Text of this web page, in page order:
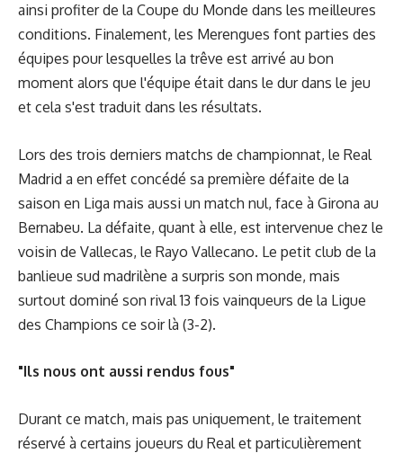
ainsi profiter de la Coupe du Monde dans les meilleures
conditions. Finalement, les Merengues font parties des
équipes pour lesquelles la trêve est arrivé au bon
moment alors que l'équipe était dans le dur dans le jeu
et cela s'est traduit dans les résultats.
Lors des trois derniers matchs de championnat, le Real
Madrid a en effet concédé sa première défaite de la
saison en Liga mais aussi un match nul, face à Girona au
Bernabeu. La défaite, quant à elle, est intervenue chez le
voisin de Vallecas, le Rayo Vallecano. Le petit club de la
banlieue sud madrilène a surpris son monde, mais
surtout dominé son rival 13 fois vainqueurs de la Ligue
des Champions ce soir là (3-2).
"Ils nous ont aussi rendus fous"
Durant ce match, mais pas uniquement, le traitement
réservé à certains joueurs du Real et particulièrement